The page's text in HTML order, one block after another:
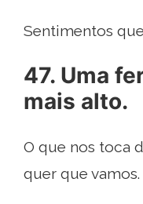
Sentimentos
47. Uma
mais alto.
O que nos toca
quer que vamos.